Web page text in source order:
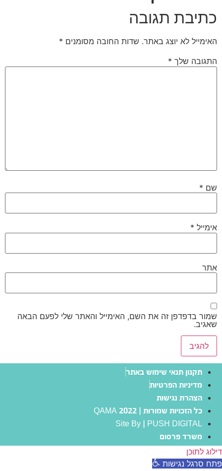
כתיבת תגובה
האימייל לא יוצג באתר. שדות החובה מסומנים *
התגובה שלך *
שם *
אימייל *
אתר
שמור בדפדפן זה את השם, האימייל והאתר שלי לפעם הבאה
שאגיב.
תקנון תנאי שימוש באתר
מדיניות הפרטיות
הצהרת נגישות
כל הזכויות שמורות | QAMA 2022
Site By | PUSH DIGITAL
משרד פרסום
דילוג לתוכן
פתח סרגל נגישות